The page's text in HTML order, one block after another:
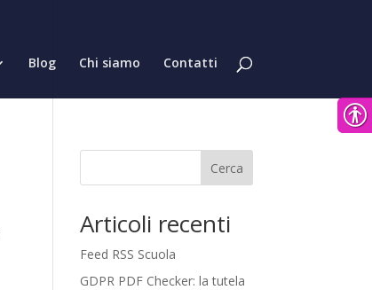
Blog Chi siamo Contatti
Cerca
Articoli recenti
Feed RSS Scuola
GDPR PDF Checker: la tutela